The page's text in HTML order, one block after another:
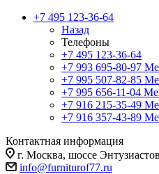
+7 495 123-36-64
Назад
Телефоны
+7 495 123-36-64
+7 993 695-80-97
+7 995 507-82-85
+7 995 656-11-04
+7 916 215-35-49
+7 916 357-43-89
Контактная информация
г. Москва, шоссе
info@furniturof77.ru